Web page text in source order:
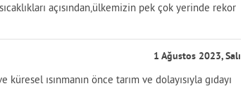
açısından,ülkemizin pek çok yerinde rekor
1 Ağustos 2023, Salı
ısınmanın önce tarım ve dolayısıyla gıdayı